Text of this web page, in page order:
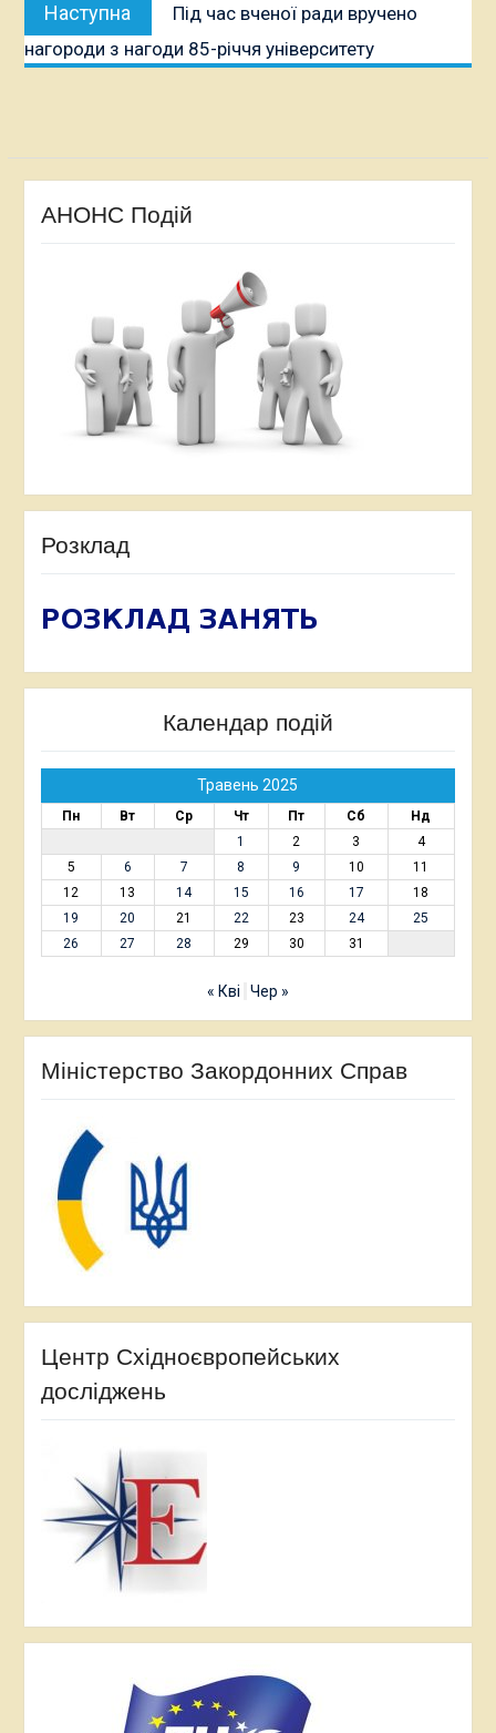
Наступна
публікація:
Під час вченої ради вручено
нагороди з нагоди 85-річчя університету
АНОНС Подій
Розклад
Календар подій
Травень 2025
Пн Вт Ср Чт Пт Сб
Нд
1
2 3
4
5
6 7 8 9 10
11
12
13 14 15 16 17
18
19
20 21 22 23 24
25
26
27 28 29 30 31
« Кві Чер »
Міністерство Закордонних Справ
Центр Східноєвропейських
досліджень